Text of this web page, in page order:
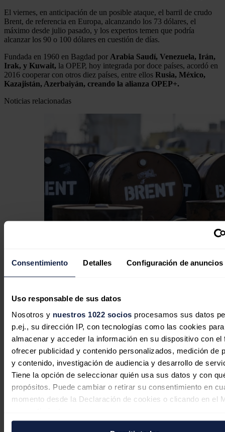
Consentimiento Detalles Configuración de anuncios
Uso responsable de sus datos
Nosotros y nuestros 1022 socios procesamos sus datos
p.ej., su dirección IP, con tecnologías como las cookies para
almacenar y acceder la información en su dispositivo con el
ofrecer publicidad y contenido personalizados, medición de
y contenido, investigación de audiencia y desarrollo de
Tiene la opción de seleccionar quién usa sus datos y con
propósitos. Puede cambiar o retirar su consentimiento en
momento desde la Declaración de cookies o clicando en el
El viernes, en anticipación de un posible ataque, el barril de crudo
Brent, de referencia en Europa, alcanzando los 73 dólares, el
máximo desde julio pasado, y los expertos temen que podría
alcanzar los 90 o 100 dólares en cuestión de días.
Fundada en 1960 en Bagdad por Arabia Saudí, Venezuela, Irán,
Irak, y Kuwait, la OPEP, hoy integrada por doce países, acordó en
2016 cooperar con otros diez países, entre ellos Rusia, México,
Kazajistán, Azerbaiyán, creando la alianza OPEP+.
Noticias relacionadas
España eleva un 4,7% sus
OPEP+ aumenta en otros 188.000
barriles diarios su oferta a partir de
septiembre
Redacción02/08/2026